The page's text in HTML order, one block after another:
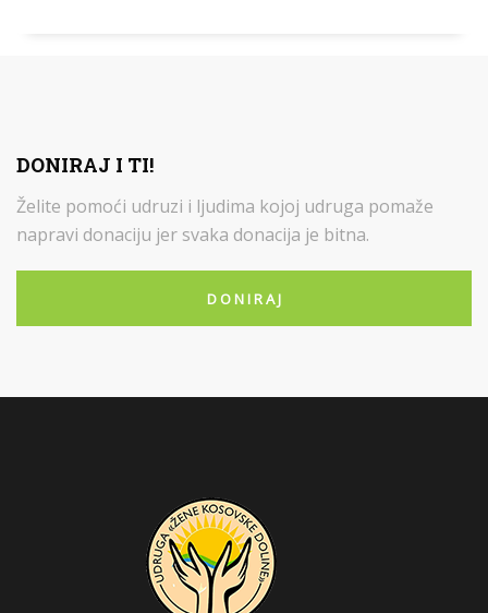
DONIRAJ I TI!
Želite pomoći udruzi i ljudima kojoj udruga pomaže
napravi donaciju jer svaka donacija je bitna.
D O N I R A J